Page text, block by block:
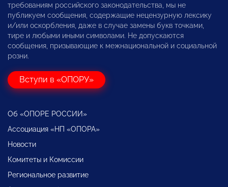
требованиям российского законодательства, мы не
публикуем сообщения, содержащие нецензурную лексику
и/или оскорбления, даже в случае замены букв точками,
тире и любыми иными символами. Не допускаются
сообщения, призывающие к межнациональной и социальной
розни.
Вступи в «ОПОРУ»
Об «ОПОРЕ РОССИИ»
Ассоциация «НП «ОПОРА»
Новости
Комитеты и Комиссии
Региональное развитие